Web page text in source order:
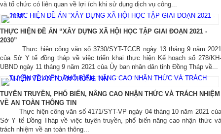
và tổ chức có liên quan về lợi ích khi sử dụng dịch vụ công...
THỰC HIỆN ĐỀ ÁN “XÂY DỰNG XÃ HỘI HỌC TẬP GIAI ĐOẠN 2021 -
2030”
Thực hiện công văn số 3730/SYT-TCCB ngày 13 tháng 9 năm 2021
của Sở Y tế đồng tháp về việc triển khai thực hiện Kế hoạch số 278/KH-
UBND ngày 11 tháng 9 năm 2021 của Ủy ban nhân dân tỉnh Đồng Tháp về...
TUYÊN TRUYỀN, PHỔ BIẾN, NÂNG CAO NHẬN THỨC VÀ TRÁCH NHIỆM
VỀ AN TOÀN THÔNG TIN
Thực hiện công văn số 4171/SYT-VP ngày 04 tháng 10 năm 2021 của
Sở Y tế Đồng Tháp về việc tuyên truyền, phổ biến nâng cao nhận thức và
trách nhiệm về an toàn thông...